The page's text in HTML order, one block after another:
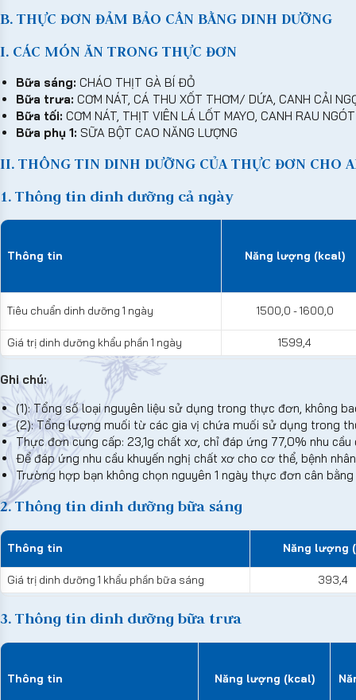
B. THỰC ĐƠN ĐẢM BẢO CÂN BẰNG DINH DƯỠNG
I. CÁC MÓN ĂN TRONG THỰC ĐƠN
Bữa sáng: CHÁO THỊT GÀ BÍ ĐỎ
Bữa trưa: CƠM NÁT, CÁ THU XỐT THƠM/ DỨA, CANH CẢI
Bữa tối: CƠM NÁT, THỊT VIÊN LÁ LỐT MAYO, CANH RAU
Bữa phụ 1: SỮA BỘT CAO NĂNG LƯỢNG
II. THÔNG TIN DINH DƯỠNG CỦA THỰC ĐƠN CHO
1. Thông tin dinh dưỡng cả ngày
Thông tin Năng lượng (kcal)
Tiêu chuẩn dinh dưỡng 1 ngày 1500,0 - 1600,0
Giá trị dinh dưỡng khẩu phần 1 ngày 1599,4
Ghi chú:
(1): Tổng số loại nguyên liệu sử dụng trong thực đơn, không
(2): Tổng lượng muối từ các gia vị chứa muối sử dụng trong
Thực đơn cung cấp: 23,1g chất xơ, chỉ đáp ứng 77,0% nhu
Để đáp ứng nhu cầu khuyến nghị chất xơ cho cơ thể, bệnh
Trường hợp bạn không chọn nguyên 1 ngày thực đơn cân
2. Thông tin dinh dưỡng bữa sáng
Thông tin Năng lượng
Giá trị dinh dưỡng 1 khẩu phần bữa sáng 393,4
3. Thông tin dinh dưỡng bữa trưa
Thông tin Năng lượng (kcal)